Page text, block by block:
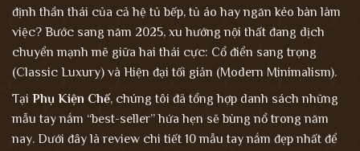
định thần thái của cả hệ tủ bếp, tủ áo hay ngăn kéo bàn làm
việc? Bước sang năm 2025, xu hướng nội thất đang dịch
chuyển mạnh mẽ giữa hai thái cực: Cổ điển sang trọng
(Classic Luxury) và Hiện đại tối giản (Modern Minimalism).
Tại Phụ Kiện Chế, chúng tôi đã tổng hợp danh sách những
mẫu tay nắm “best-seller” hứa hẹn sẽ bùng nổ trong năm
nay. Dưới đây là review chi tiết 10 mẫu tay nắm đẹp nhất để